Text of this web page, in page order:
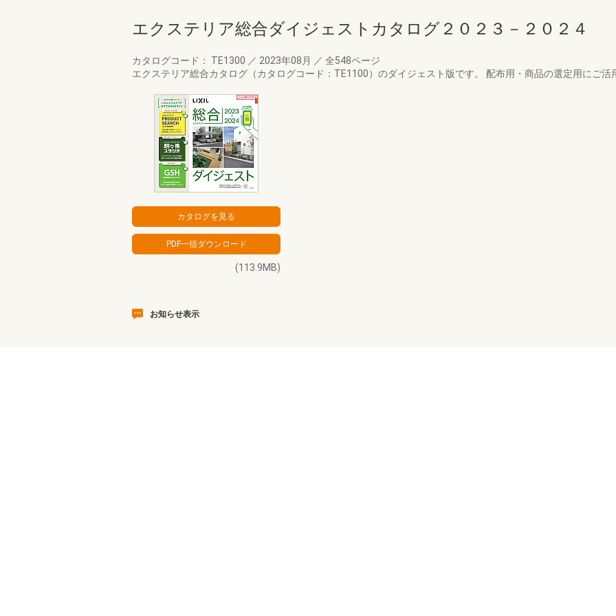
エクステリア総合ダイジェストカタログ２０２３－２０２４
カタログコード： TE1300 ／ 2023年08月 ／ 全548ページ
エクステリア総合カタログ（カタログコード：TE1100）のダイジェスト版です。 配布用・商品の選定用にご活
(113.9MB)
お知らせ表示